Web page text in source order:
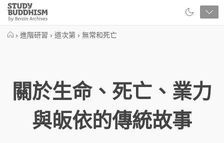
Close
Study
Buddhism
› 進階研習 › 道次第 › 無常和死亡
關於生命、死亡、業力
與皈依的傳統故事